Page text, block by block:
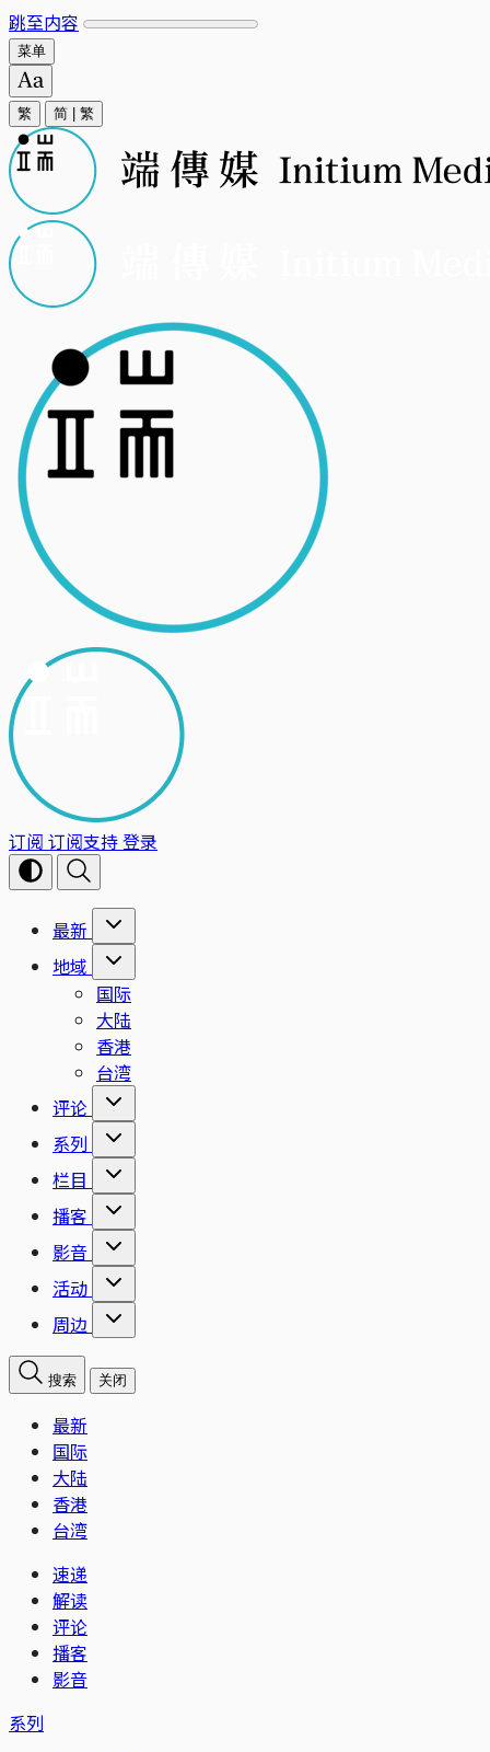
跳至内容
菜单
繁 简 繁
订阅 订阅支持登录
最新
地域
国际
大陆
香港
台湾
评论
系列
栏目
播客
影音
活动
周边
搜索 关闭
最新
国际
大陆
香港
台湾
速递
解读
评论
播客
影音
系列